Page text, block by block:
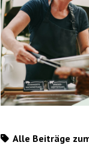
Alle Beiträge